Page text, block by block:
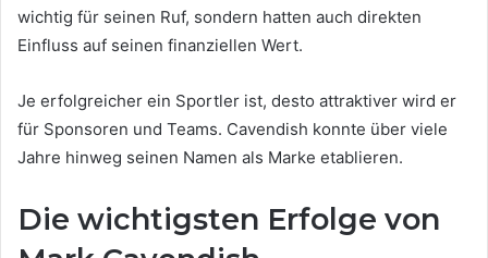
wichtig für seinen Ruf, sondern hatten auch direkten
Einfluss auf seinen finanziellen Wert.
Je erfolgreicher ein Sportler ist, desto attraktiver wird er
für Sponsoren und Teams. Cavendish konnte über viele
Jahre hinweg seinen Namen als Marke etablieren.
Die wichtigsten Erfolge von